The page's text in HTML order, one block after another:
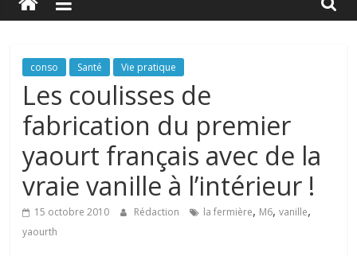
Santé
La
santé
toute
famille
conso Santé Vie pratique
Les coulisses de
fabrication du premier
yaourt français avec de la
vraie vanille à l’intérieur !
15 octobre 2010 Rédaction la fermière, M6,vanille,
yaourth